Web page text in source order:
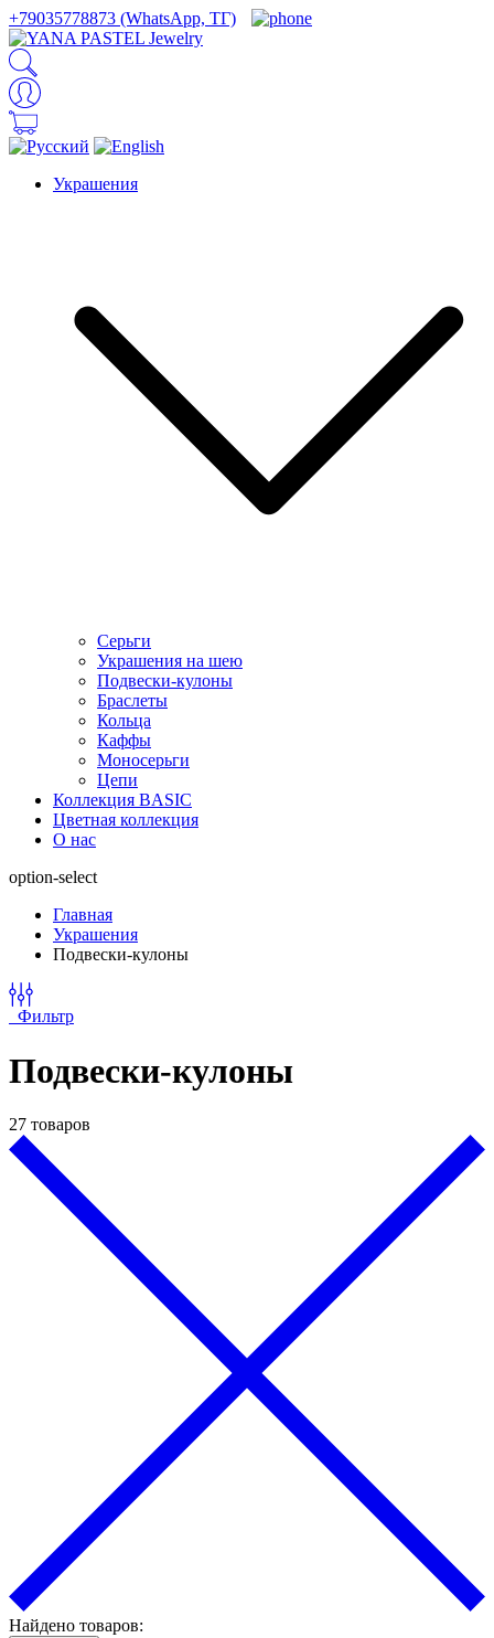
+79035778873 (WhatsApp, ТГ)
Украшения
Серьги
Украшения на шею
Подвески-кулоны
Браслеты
Кольца
Каффы
Моносерьги
Цепи
Коллекция BASIC
Цветная коллекция
О нас
option-select
Главная
Украшения
Подвески-кулоны
Фильтр
Подвески-кулоны
27 товаров
Найдено товаров: